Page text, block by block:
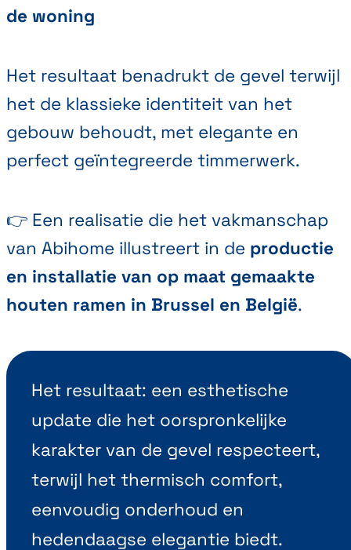
de woning
Het resultaat benadrukt de gevel terwijl
het de klassieke identiteit van het
gebouw behoudt, met elegante en
perfect geïntegreerde timmerwerk.
👉 Een realisatie die het vakmanschap
van Abihome illustreert in de productie
en installatie van op maat gemaakte
houten ramen in Brussel en België.
Het resultaat: een esthetische
update die het oorspronkelijke
karakter van de gevel respecteert,
terwijl het thermisch comfort,
eenvoudig onderhoud en
hedendaagse elegantie biedt.